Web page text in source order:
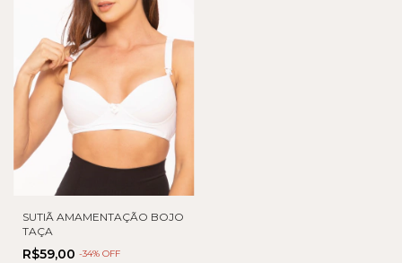
SUTIÃ AMAMENTAÇÃO BOJO
TAÇA
R$59,00 -34% OFF